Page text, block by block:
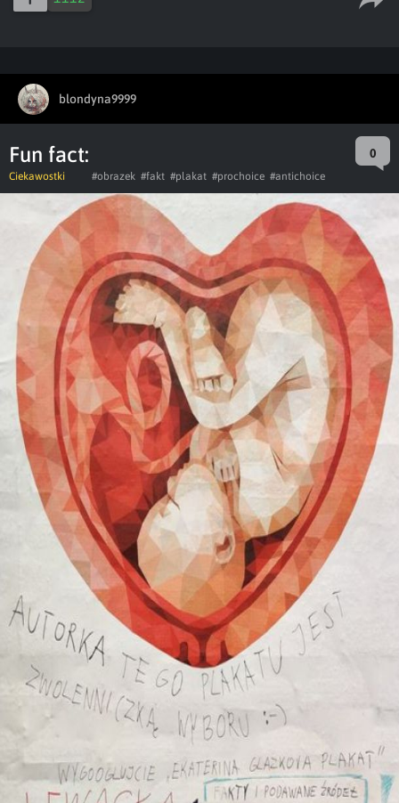
blondyna9999
Fun fact: 0
Ciekawostki #obrazek #fakt #plakat #prochoice #antichoice